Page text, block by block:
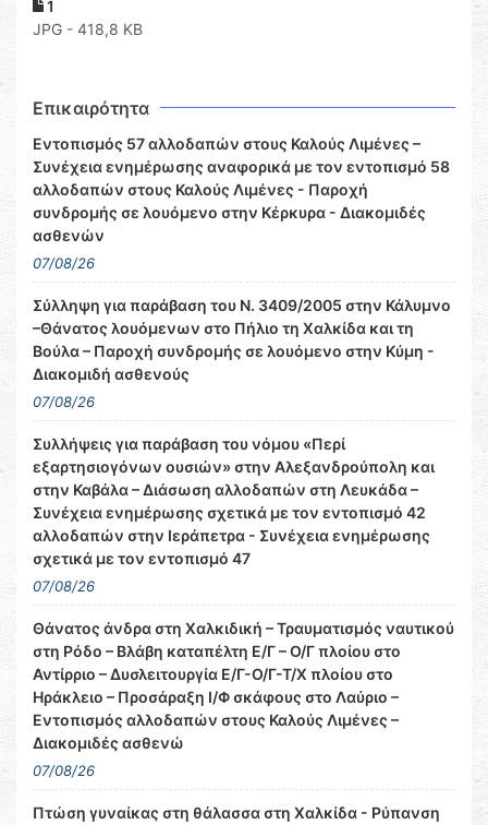
1
JPG - 418,8 KB
Επικαιρότητα
Εντοπισμός 57 αλλοδαπών στους Καλούς Λιμένες –
Συνέχεια ενημέρωσης αναφορικά με τον εντοπισμό 58
αλλοδαπών στους Καλούς Λιμένες - Παροχή
συνδρομής σε λουόμενο στην Κέρκυρα - Διακομιδές
ασθενών
07/08/26
Σύλληψη για παράβαση του Ν. 3409/2005 στην Κάλυμνο
–Θάνατος λουόμενων στο Πήλιο τη Χαλκίδα και τη
Βούλα – Παροχή συνδρομής σε λουόμενο στην Κύμη -
Διακομιδή ασθενούς
07/08/26
Συλλήψεις για παράβαση του νόμου «Περί
εξαρτησιογόνων ουσιών» στην Αλεξανδρούπολη και
στην Καβάλα – Διάσωση αλλοδαπών στη Λευκάδα –
Συνέχεια ενημέρωσης σχετικά με τον εντοπισμό 42
αλλοδαπών στην Ιεράπετρα - Συνέχεια ενημέρωσης
σχετικά με τον εντοπισμό 47
07/08/26
Θάνατος άνδρα στη Χαλκιδική – Τραυματισμός ναυτικού
στη Ρόδο – Βλάβη καταπέλτη Ε/Γ – Ο/Γ πλοίου στο
Αντίρριο – Δυσλειτουργία Ε/Γ-Ο/Γ-Τ/Χ πλοίου στο
Ηράκλειο – Προσάραξη Ι/Φ σκάφους στο Λαύριο –
Εντοπισμός αλλοδαπών στους Καλούς Λιμένες –
Διακομιδές ασθενώ
07/08/26
Πτώση γυναίκας στη θάλασσα στη Χαλκίδα - Ρύπανση